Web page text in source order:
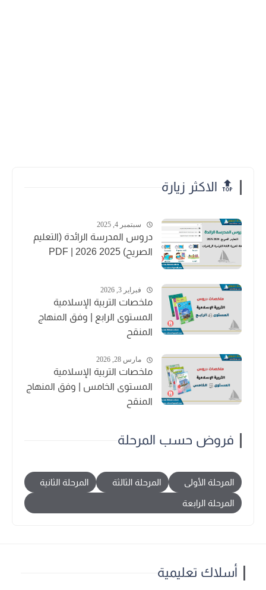
🔝 الاكثر زيارة
سبتمبر 4, 2025
دروس المدرسة الرائدة (التعليم
الصريح) 2025 2026 | PDF
فبراير 3, 2026
ملخصات التربية الإسلامية
المستوى الرابع | وفق المنهاج
المنقح
مارس 28, 2026
ملخصات التربية الإسلامية
المستوى الخامس | وفق المنهاج
المنقح
فروض حسب المرحلة
المرحلة الأولى المرحلة الثالثة المرحلة الثانية
المرحلة الرابعة
أسلاك تعليمية